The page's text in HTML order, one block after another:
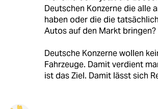
Deutschen Konzerne die alle
haben oder die die
Autos auf den Markt bringen?
Deutsche Konzerne wollen
Fahrzeuge. Damit verdient
ist das Ziel. Damit lässt sich